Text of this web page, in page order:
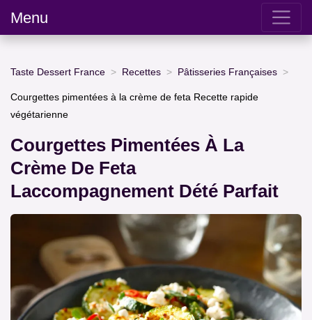
Menu
Taste Dessert France Recettes Pâtisseries Françaises
Courgettes pimentées à la crème de feta Recette rapide
végétarienne
Courgettes Pimentées À La
Crème De Feta
Laccompagnement Dété Parfait